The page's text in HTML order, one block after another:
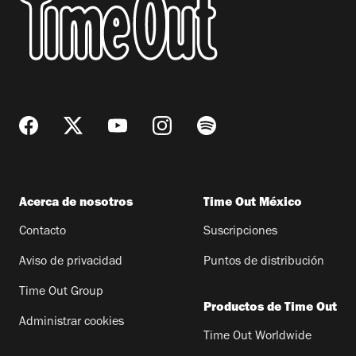
Acerca de nosotros
Contacto
Aviso de privacidad
Time Out Group
Administrar cookies
Time Out México
Suscripciones
Puntos de distribución
Productos de Time Out
Time Out Worldwide